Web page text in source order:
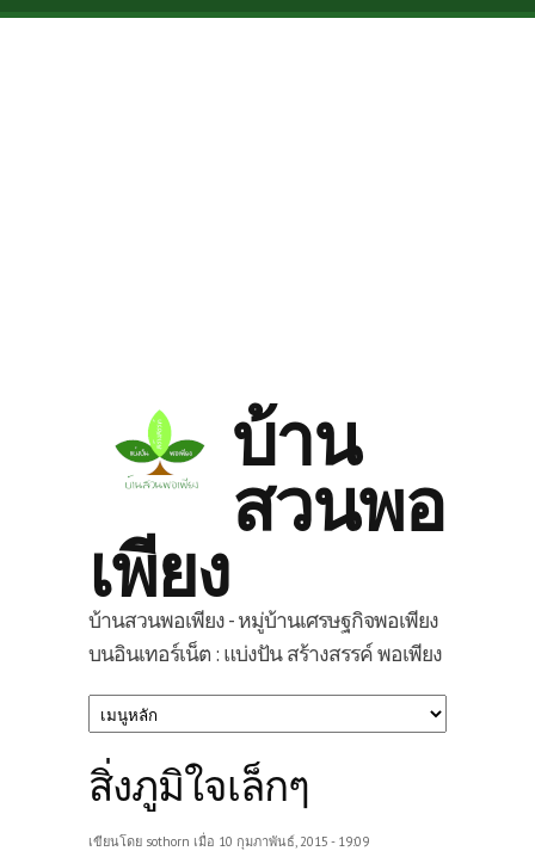
Skip to main content
บ้าน
สวนพอ
เพียง
บ้านสวนพอเพียง - หมู่บ้านเศรษฐกิจพอเพียง
บนอินเทอร์เน็ต : แบ่งปัน สร้างสรรค์ พอเพียง
สิ่งภูมิใจเล็กๆ
เขียนโดย sothorn เมื่อ 10 กุมภาพันธ์, 2015 - 19:09